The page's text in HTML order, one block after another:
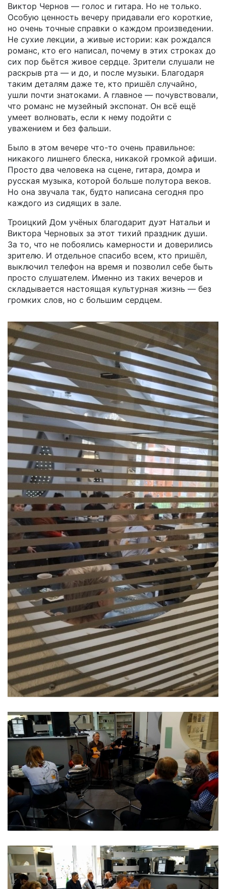
Виктор Чернов — голос и гитара. Но не только.
Особую ценность вечеру придавали его короткие,
но очень точные справки о каждом произведении.
Не сухие лекции, а живые истории: как рождался
романс, кто его написал, почему в этих строках до
сих пор бьётся живое сердце. Зрители слушали не
раскрыв рта — и до, и после музыки. Благодаря
таким деталям даже те, кто пришёл случайно,
ушли почти знатоками. А главное — почувствовали,
что романс не музейный экспонат. Он всё ещё
умеет волновать, если к нему подойти с
уважением и без фальши.
Было в этом вечере что-то очень правильное:
никакого лишнего блеска, никакой громкой афиши.
Просто два человека на сцене, гитара, домра и
русская музыка, которой больше полутора веков.
Но она звучала так, будто написана сегодня про
каждого из сидящих в зале.
Троицкий Дом учёных благодарит дуэт Натальи и
Виктора Черновых за этот тихий праздник души.
За то, что не побоялись камерности и доверились
зрителю. И отдельное спасибо всем, кто пришёл,
выключил телефон на время и позволил себе быть
просто слушателем. Именно из таких вечеров и
складывается настоящая культурная жизнь — без
громких слов, но с большим сердцем.